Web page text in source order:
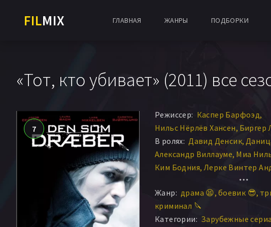
FILMIX ГЛАВНАЯ ЖАНРЫ ПОДБОРКИ
«Тот, кто убивает» (2011) все
7
Режиссер: Каспер Барфоэд
Нильс Нёрлёв Хансен Биргер
В ролях: Давид Денсик
Александр Виллауме Миа
Ким Бодния Лерке Винтер
Миккель Боэ
Карстен Бьорнлунн Ларс
Андре Бабикян
Марек Магерецки Эльзебет
Жанр: драма 😫 боевик 😎
криминал 🔪
Категории: Зарубежные